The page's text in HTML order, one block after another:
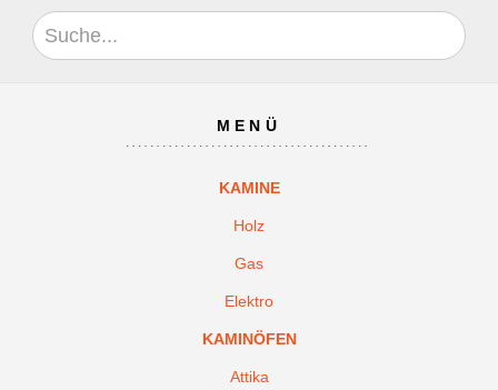
MENÜ
KAMINE
Holz
Gas
Elektro
KAMINÖFEN
Attika